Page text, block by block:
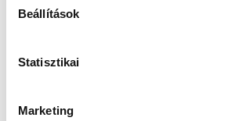
Beállítások
Statisztikai
Marketing